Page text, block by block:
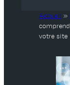
Accueil »
votre site